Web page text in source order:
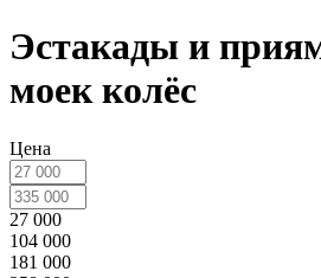
Эстакады и
моек колёс
Цена
27 000
104 000
181 000